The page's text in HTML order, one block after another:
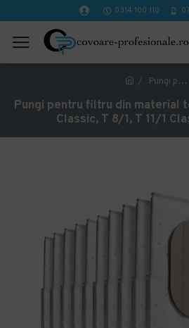
0314 100 110
Pungi pentru filtru din material textil, 10 Bucati, T 7/1 Classic, T 8/1, T 11/1 Classic, Kärcher
Pungi pentru filtru din material
Classic, T 8/1, T 11/1